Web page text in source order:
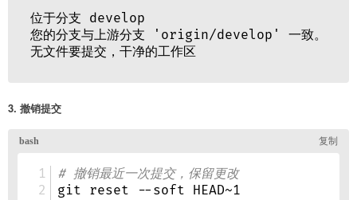
3. 撤销提交